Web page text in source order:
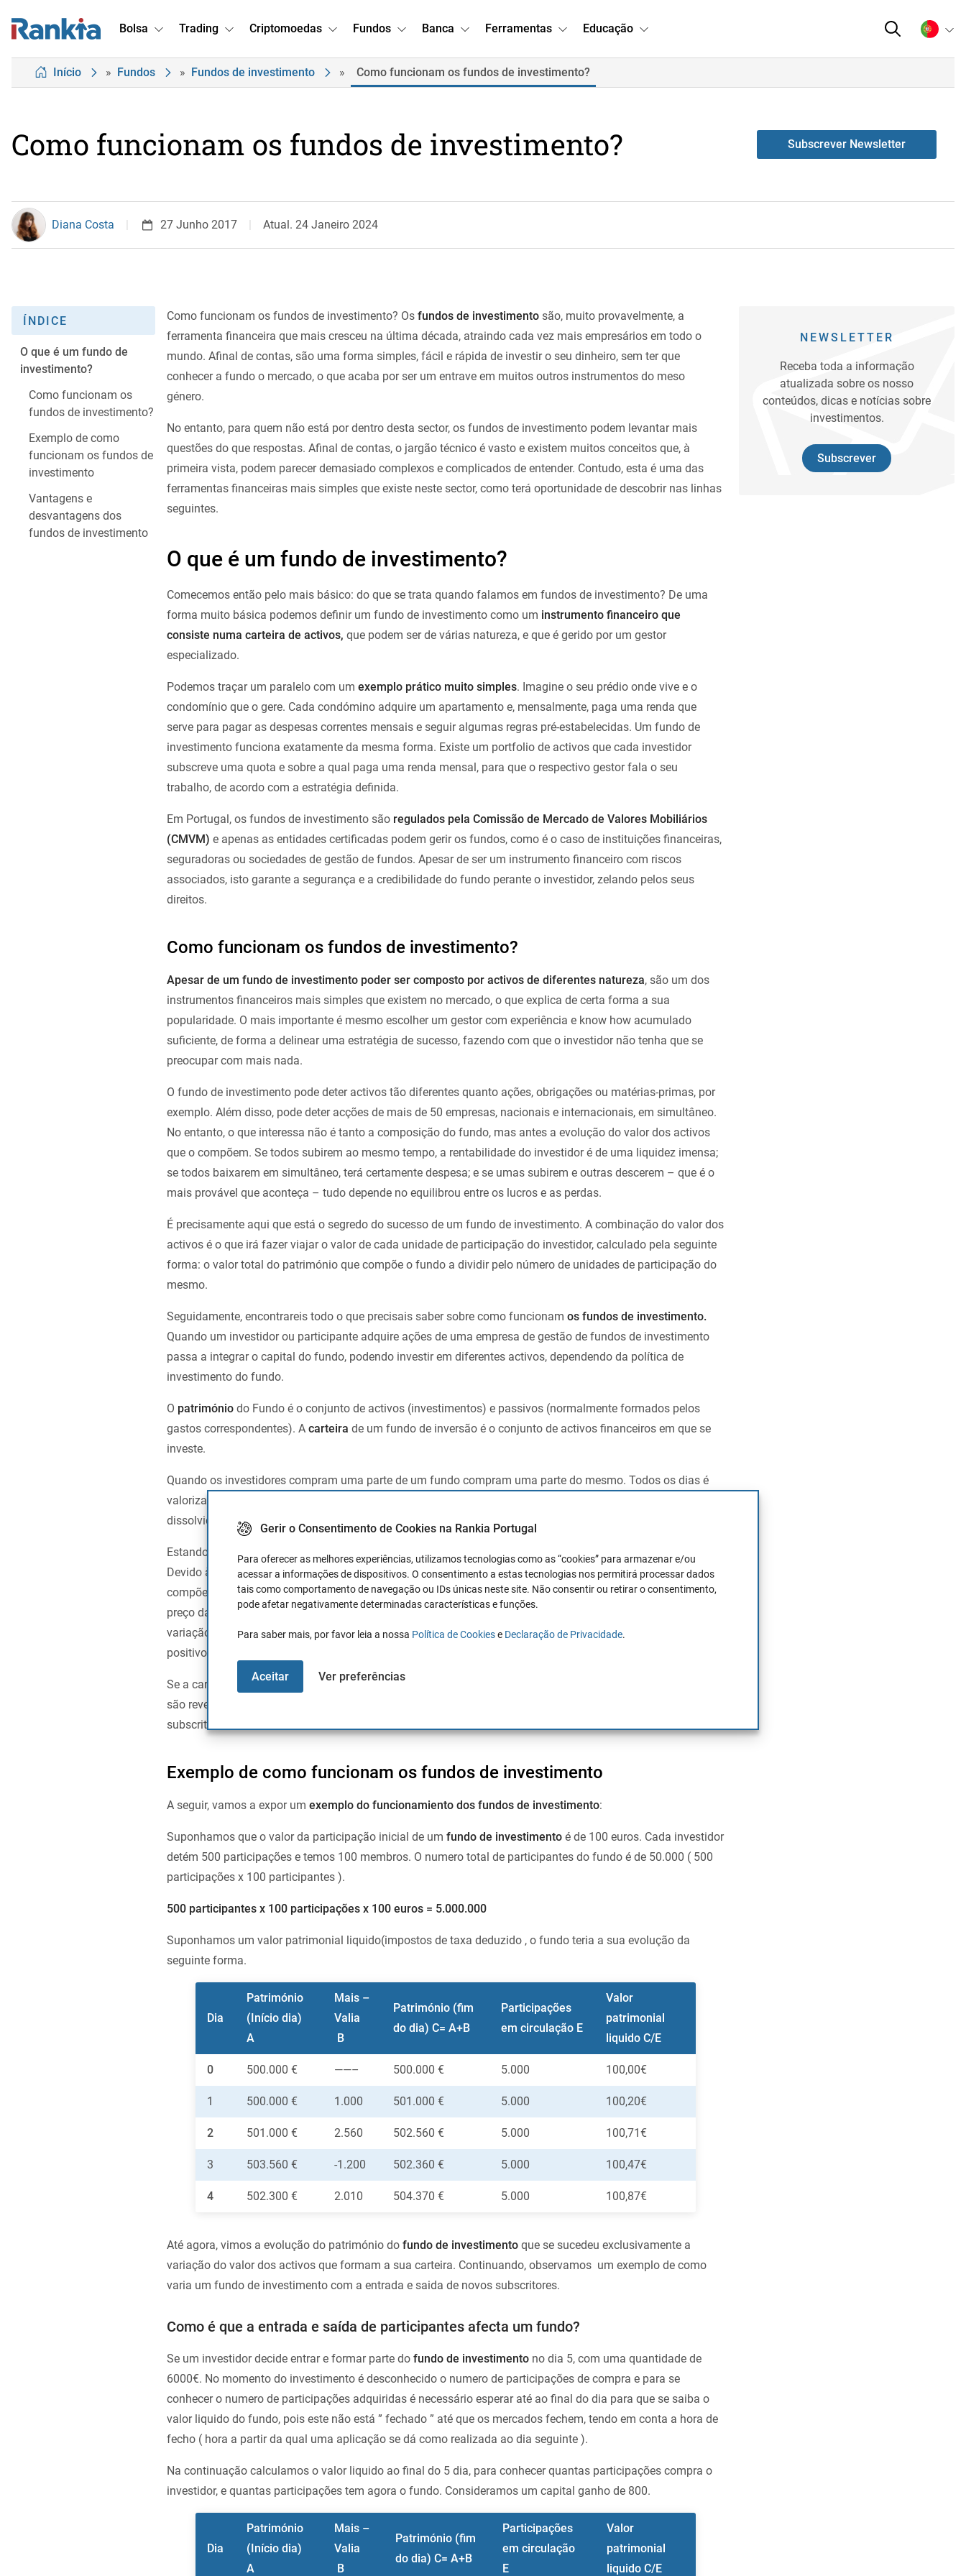
Gerir o Consentimento de Cookies na Rankia Portugal
Para oferecer as melhores experiências, utilizamos tecnologias como as “cookies” para armazenar e/ou
acessar a informações de dispositivos. O consentimento a estas tecnologias nos permitirá processar dados
tais como comportamento de navegação ou IDs únicas neste site. Não consentir ou retirar o consentimento,
pode afetar negativamente determinadas características e funções.
Para saber mais, por favor leia a nossa Política de Cookiese Declaração de Privacidade.
Aceitar Ver preferências
Bolsa Trading Criptomoedas Fundos Banca Ferramentas Educação
Início » Fundos » Fundos de investimento » Como funcionam os fundos de investimento?
Como funcionam os fundos de investimento? Subscrever Newsletter
Diana Costa 27 Junho 2017 Atual. 24 Janeiro 2024
ÍNDICE
O que é um fundo de
investimento?
Como funcionam os
fundos de investimento?
Exemplo de como
funcionam os fundos de
investimento
Vantagens e
desvantagens dos
fundos de investimento
Como funcionam os fundos de investimento? Os fundos de investimento são, muito provavelmente, a
ferramenta financeira que mais cresceu na última década, atraindo cada vez mais empresários em todo o
mundo. Afinal de contas, são uma forma simples, fácil e rápida de investir o seu dinheiro, sem ter que
conhecer a fundo o mercado, o que acaba por ser um entrave em muitos outros instrumentos do meso
género.
No entanto, para quem não está por dentro desta sector, os fundos de investimento podem levantar mais
questões do que respostas. Afinal de contas, o jargão técnico é vasto e existem muitos conceitos que, à
primeira vista, podem parecer demasiado complexos e complicados de entender. Contudo, esta é uma das
ferramentas financeiras mais simples que existe neste sector, como terá oportunidade de descobrir nas linhas
seguintes.
O que é um fundo de investimento?
Comecemos então pelo mais básico: do que se trata quando falamos em fundos de investimento? De uma
forma muito básica podemos definir um fundo de investimento como um instrumento financeiro que
consiste numa carteira de activos, que podem ser de várias natureza, e que é gerido por um gestor
especializado.
Podemos traçar um paralelo com um exemplo prático muito simples. Imagine o seu prédio onde vive e o
condomínio que o gere. Cada condómino adquire um apartamento e, mensalmente, paga uma renda que
serve para pagar as despesas correntes mensais e seguir algumas regras pré-estabelecidas. Um fundo de
investimento funciona exatamente da mesma forma. Existe um portfolio de activos que cada investidor
subscreve uma quota e sobre a qual paga uma renda mensal, para que o respectivo gestor fala o seu
trabalho, de acordo com a estratégia definida.
Em Portugal, os fundos de investimento são regulados pela Comissão de Mercado de Valores Mobiliários
(CMVM) e apenas as entidades certificadas podem gerir os fundos, como é o caso de instituições financeiras,
seguradoras ou sociedades de gestão de fundos. Apesar de ser um instrumento financeiro com riscos
associados, isto garante a segurança e a credibilidade do fundo perante o investidor, zelando pelos seus
direitos.
Como funcionam os fundos de investimento?
Apesar de um fundo de investimento poder ser composto por activos de diferentes natureza, são um dos
instrumentos financeiros mais simples que existem no mercado, o que explica de certa forma a sua
popularidade. O mais importante é mesmo escolher um gestor com experiência e know how acumulado
suficiente, de forma a delinear uma estratégia de sucesso, fazendo com que o investidor não tenha que se
preocupar com mais nada.
O fundo de investimento pode deter activos tão diferentes quanto ações, obrigações ou matérias-primas, por
exemplo. Além disso, pode deter acções de mais de 50 empresas, nacionais e internacionais, em simultâneo.
No entanto, o que interessa não é tanto a composição do fundo, mas antes a evolução do valor dos activos
que o compõem. Se todos subirem ao mesmo tempo, a rentabilidade do investidor é de uma liquidez imensa;
se todos baixarem em simultâneo, terá certamente despesa; e se umas subirem e outras descerem – que é o
mais provável que aconteça – tudo depende no equilibrou entre os lucros e as perdas.
É precisamente aqui que está o segredo do sucesso de um fundo de investimento. A combinação do valor dos
activos é o que irá fazer viajar o valor de cada unidade de participação do investidor, calculado pela seguinte
forma: o valor total do património que compõe o fundo a dividir pelo número de unidades de participação do
mesmo.
Seguidamente, encontrareis todo o que precisais saber sobre como funcionam os fundos de investimento.
Quando um investidor ou participante adquire ações de uma empresa de gestão de fundos de investimento
passa a integrar o capital do fundo, podendo investir em diferentes activos, dependendo da política de
investimento do fundo.
O património do Fundo é o conjunto de activos (investimentos) e passivos (normalmente formados pelos
gastos correspondentes). A carteira de um fundo de inversão é o conjunto de activos financeiros em que se
investe.
Quando os investidores compram uma parte de um fundo compram uma parte do mesmo. Todos os dias é
valorizado património do fundo em função da evolução dos seus activos e passivos, uma vez vendido ou
dissolvido calcula-se o valor liquido.
Estando em funcionamento umfundo de investimento
este pode aumentar ou diminuir por duas razões.
Devido à
entrada ou saída de participaçõesou devido àsvariações do valor de mercadodos activos que o
compõe. A primeira razão da variação do fundo, não irá afectar o nosso investimento, o que irá fazer variar o
preço das nossas acções, subindo ou baixando as mesmas será o numero de subscrições ou reembolsos. A
variação do valor de mercado dos activos que compõem o fundo são as que determinam os resultados
positivos ou negativos do fundo.
Se a carteira do fundo de investimentoesta formada por títulos que pagam os
são revertidos no fundo, e o investimento obtém assim a rentabilidade quando os vende aos seus
subscritores.
Exemplo de como funcionam os fundos de investimento
A seguir, vamos a expor um exemplo do funcionamiento dos fundos de investimento:
Suponhamos que o valor da participação inicial de um fundo de investimento é de 100 euros. Cada investidor
detém 500 participações e temos 100 membros. O numero total de participantes do fundo é de 50.000 ( 500
participações x 100 participantes ).
500 participantes x 100 participações x 100 euros = 5.000.000
Suponhamos um valor patrimonial liquido(impostos de taxa deduzido , o fundo teria a sua evolução da
seguinte forma.
Dia
Património
(Início dia)
A
Mais –
Valia
B
Património (fim
do dia) C= A+B
Participações
em circulação E
Valor
patrimonial
liquido C/E
0 500.000 € ——– 500.000 € 5.000 100,00€
1 500.000 € 1.000 501.000 € 5.000 100,20€
2 501.000 € 2.560 502.560 € 5.000 100,71€
3 503.560 € -1.200 502.360 € 5.000 100,47€
4 502.300 € 2.010 504.370 € 5.000 100,87€
Até agora, vimos a evolução do património do fundo de investimento que se sucedeu exclusivamente a
variação do valor dos activos que formam a sua carteira. Continuando, observamos um exemplo de como
varia um fundo de investimento com a entrada e saida de novos subscritores.
Como é que a entrada e saída de participantes afecta um fundo?
Se um investidor decide entrar e formar parte do fundo de investimento no dia 5, com uma quantidade de
6000€. No momento do investimento é desconhecido o numero de participações de compra e para se
conhecer o numero de participações adquiridas é necessário esperar até ao final do dia para que se saiba o
valor liquido do fundo, pois este não está ” fechado ” até que os mercados fechem, tendo em conta a hora de
fecho ( hora a partir da qual uma aplicação se dá como realizada ao dia seguinte ).
Na continuação calculamos o valor liquido ao final do 5 dia, para conhecer quantas participações compra o
investidor, e quantas participações tem agora o fundo. Consideramos um capital ganho de 800.
Dia
Património
(Início dia)
A
Mais –
Valia
B
Património (fim
do dia) C= A+B
Participações
em circulação
E
Valor
patrimonial
liquido C/E
NEWSLETTER
Receba toda a informação
atualizada sobre os nosso
conteúdos, dicas e notícias sobre
investimentos.
Subscrever